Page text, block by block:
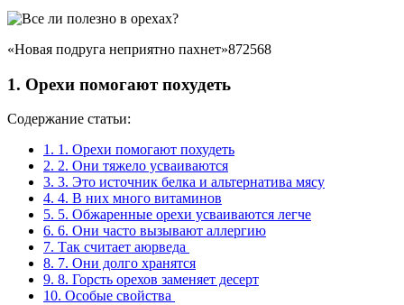
«Новая подруга неприятно пахнет»872568
1. Орехи помогают похудеть
Содержание статьи:
1. 1. Орехи помогают похудеть
2. 2. Они тяжело усваиваются
3. 3. Это источник белка и альтернатива мясу
4. 4. В них много витаминов
5. 5. Обжаренные орехи усваиваются легче
6. 6. Они часто вызывают аллергию
7. Так считает аюрведа
8. 7. Они долго хранятся
9. 8. Горсть орехов заменяет десерт
10. Особые свойства